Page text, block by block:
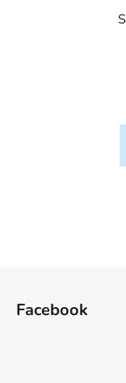
Facebook